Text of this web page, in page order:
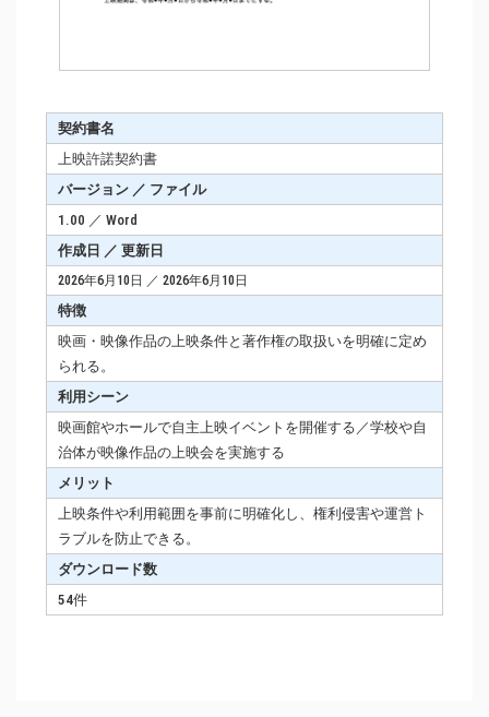
契約書名
上映許諾契約書
バージョン ／ ファイル
1.00 ／ Word
作成日 ／ 更新日
2026年6月10日 ／ 2026年6月10日
特徴
映画・映像作品の上映条件と著作権の取扱いを明確に定め
られる。
利用シーン
映画館やホールで自主上映イベントを開催する／学校や自
治体が映像作品の上映会を実施する
メリット
上映条件や利用範囲を事前に明確化し、権利侵害や運営ト
ラブルを防止できる。
ダウンロード数
54件